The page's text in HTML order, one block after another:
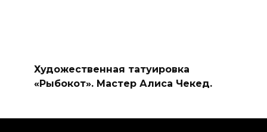
Художественная татуировка
«Рыбокот». Мастер Алиса Чекед.